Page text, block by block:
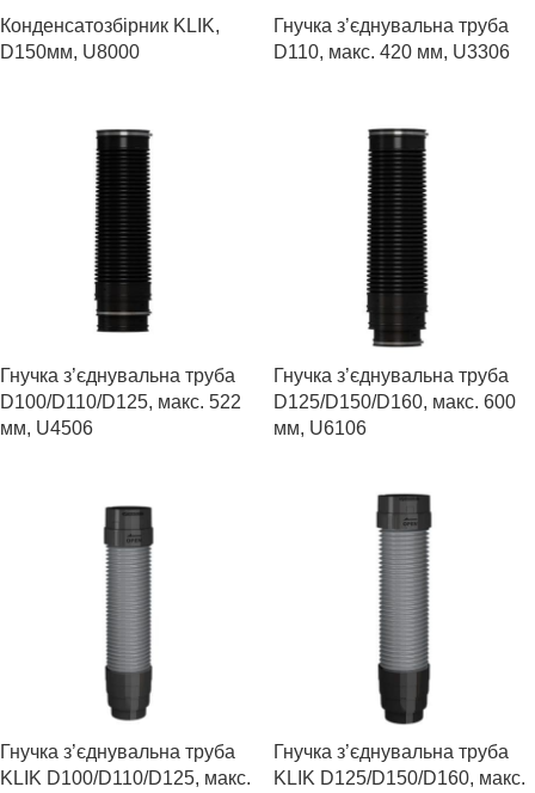
Конденсатозбірник KLIK,
D150мм, U8000
Гнучка з’єднувальна труба
D110, макс. 420 мм, U3306
Гнучка з’єднувальна труба
D100/D110/D125, макс. 522
мм, U4506
Гнучка з’єднувальна труба
D125/D150/D160, макс. 600
мм, U6106
Гнучка з’єднувальна труба
KLIK D100/D110/D125, макс.
Гнучка з’єднувальна труба
KLIK D125/D150/D160, макс.